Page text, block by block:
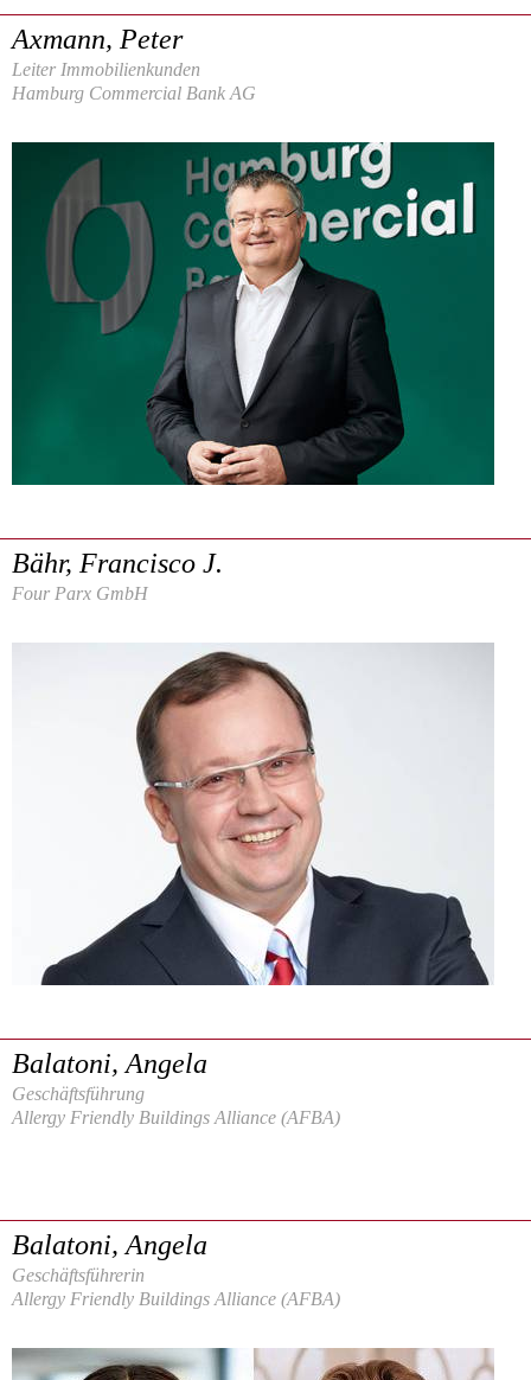
Axmann, Peter
Leiter Immobilienkunden
Hamburg Commercial Bank AG
Bähr, Francisco J.
Four Parx GmbH
Balatoni, Angela
Geschäftsführung
Allergy Friendly Buildings Alliance (AFBA)
Balatoni, Angela
Geschäftsführerin
Allergy Friendly Buildings Alliance (AFBA)